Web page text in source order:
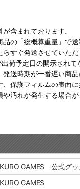
含まれております。
の「総概算重量」で
すぐ発送させていた
荷予定日の開示され
送時期が一番遅い商品
、保護フィルムの表面
汚れが発生する場合
KURO GAMES 公式グッ
KURO GAMES